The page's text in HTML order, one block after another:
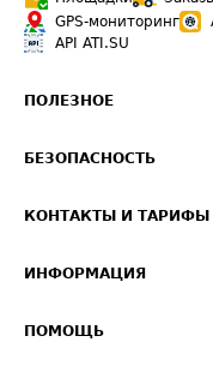
GPS-мониторинг
API ATI.SU
ПОЛЕЗНОЕ
Звезды ATI.SU на вашем
Средние ставки
БЕЗОПАСНОСТЬ
Светофор+
О формировании Паспорта
КОНТАКТЫ И ТАРИФЫ
Реклама на сайте
ИНФОРМАЦИЯ
ПОМОЩЬ